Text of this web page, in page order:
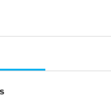
que sus
como estilo en